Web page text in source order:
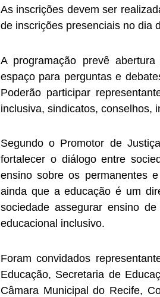
As inscrições devem ser
de inscrições presenciais no dia
A programação prevê
espaço para perguntas e
Poderão participar
inclusiva, sindicatos, conselhos,
Segundo o Promotor de
fortalecer o diálogo entre
ensino sobre os permanentes
ainda que a educação é um
sociedade assegurar ensino
educacional inclusivo.
Foram convidados
Educação, Secretaria de
Câmara Municipal do Recife,